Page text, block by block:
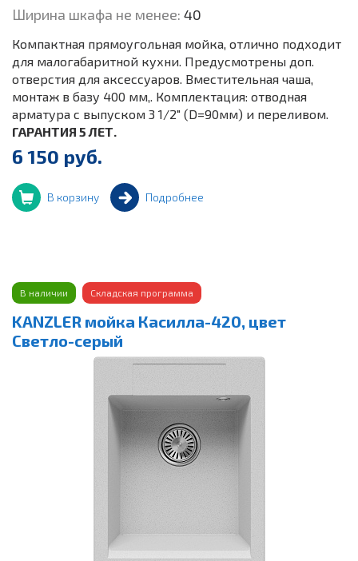
Ширина шкафа не менее: 40
Компактная прямоугольная мойка, отлично подходит
для малогабаритной кухни. Предусмотрены доп.
отверстия для аксессуаров. Вместительная чаша,
монтаж в базу 400 мм,. Комплектация: отводная
арматура с выпуском 3 1/2" (D=90мм) и переливом.
ГАРАНТИЯ 5 ЛЕТ.
6 150 руб.
В корзину Подробнее
В наличии Складская программа
KANZLER мойка Касилла-420, цвет
Светло-серый